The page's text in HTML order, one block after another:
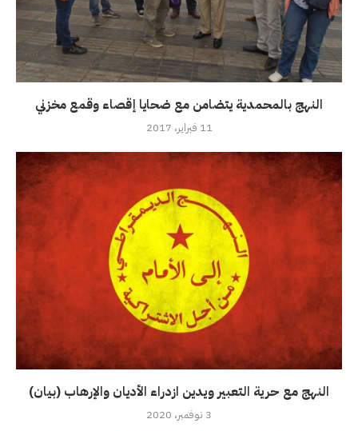
النهج بالمحمدية يتضامن مع ضحايا إقصاء وقمع مخزني
11 فبراير، 2017
النهج مع حرية التعبير ويدين ازدراء الأديان والإرهاب (بيان)
3 نوفمبر، 2020